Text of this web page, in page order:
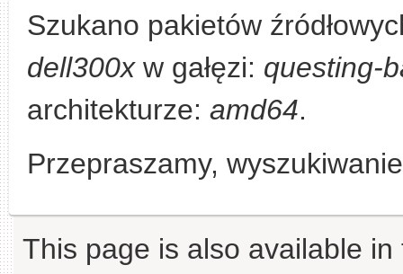
Szukano pakietów
dell300xw gałęzi: questing-
architekturze: amd64.
Przepraszamy,
This page is also available